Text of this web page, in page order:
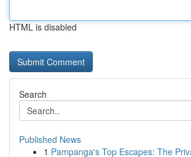
HTML is disabled
Search
Published News
1 Pampanga's Top Escapes: The